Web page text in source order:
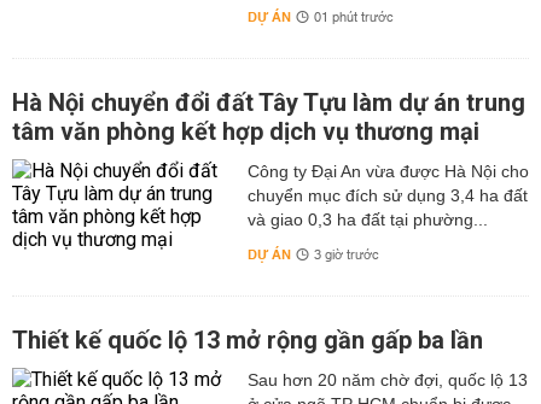
DỰ ÁN 01 phút trước
Hà Nội chuyển đổi đất Tây Tựu làm dự án trung
tâm văn phòng kết hợp dịch vụ thương mại
Công ty Đại An vừa được Hà Nội cho
chuyển mục đích sử dụng 3,4 ha đất
và giao 0,3 ha đất tại phường...
DỰ ÁN 3 giờ trước
Thiết kế quốc lộ 13 mở rộng gần gấp ba lần
Sau hơn 20 năm chờ đợi, quốc lộ 13